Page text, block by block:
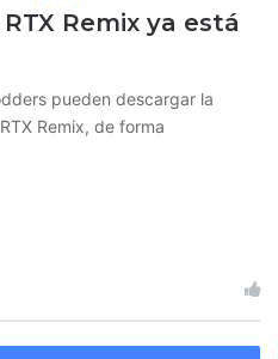
Remix ya está
pueden descargar la
Remix, de forma